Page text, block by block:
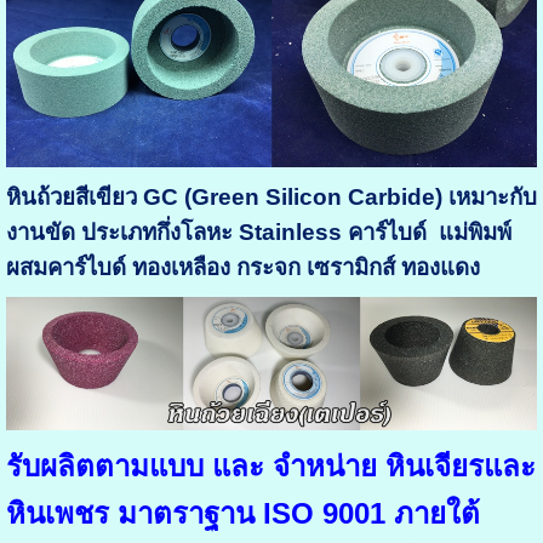
หินถ้วยสีเขียว GC (Green Silicon Carbide)เหมาะกับ
งานขัด ประเภทกึ่งโลหะ Stainless คาร์ไบด์ แม่พิมพ์
ผสมคาร์ไบด์ ทองเหลือง กระจก เซรามิกส์ ทองแดง
รับผลิตตามแบบ และ จำหน่าย หินเจียรและ
หินเพชร มาตราฐาน ISO 9001 ภายใต้